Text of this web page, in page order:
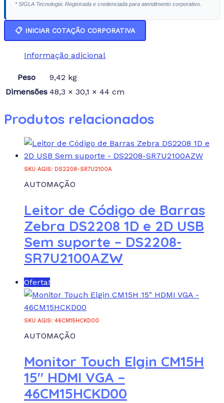
* SIGLA Tecnologia: Registrada e credenciada para atendimento corporativo.
📋 INICIAR COTAÇÃO CORPORATIVA
Informação adicional
Peso
9,42 kg
Dimensões 48,3 × 30,1 × 44 cm
Produtos relacionados
SKU AGIS: DS2208-SR7U2100A
AUTOMAÇÃO
Leitor de Código de Barras
Zebra DS2208 1D e 2D USB
Sem suporte – DS2208-
SR7U2100AZW
Oferta!
SKU AGIS: 46CM15HCKD00
AUTOMAÇÃO
Monitor Touch Elgin CM15H
15″ HDMI VGA –
46CM15HCKD00